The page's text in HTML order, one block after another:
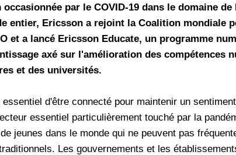
par le COVID-19 dans le domaine
entier, Ericsson a rejoint la Coalition mondiale
et a lancé Ericsson Educate, un programme
axé sur l'amélioration des compétences
et des universités.
d'être connecté pour maintenir un
essentiel particulièrement touché par la
jeunes dans le monde qui ne peuvent pas
Les gouvernements et les
de 10 Dh. Notons au
le cadre d'une offre
prendra fin le 23 mars 2026,
inwi offre un
ladite recharge. La durée
d'internet est de 7 jours